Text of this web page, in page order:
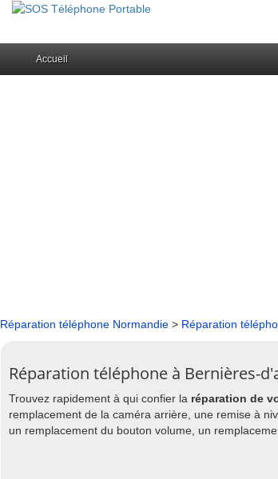
Accueil
Réparation téléphone Normandie > Réparation
Réparation téléphone à Bernières-
Trouvez rapidement à qui confier la réparation de
remplacement de la caméra arrière, une remise à
un remplacement du bouton volume, un